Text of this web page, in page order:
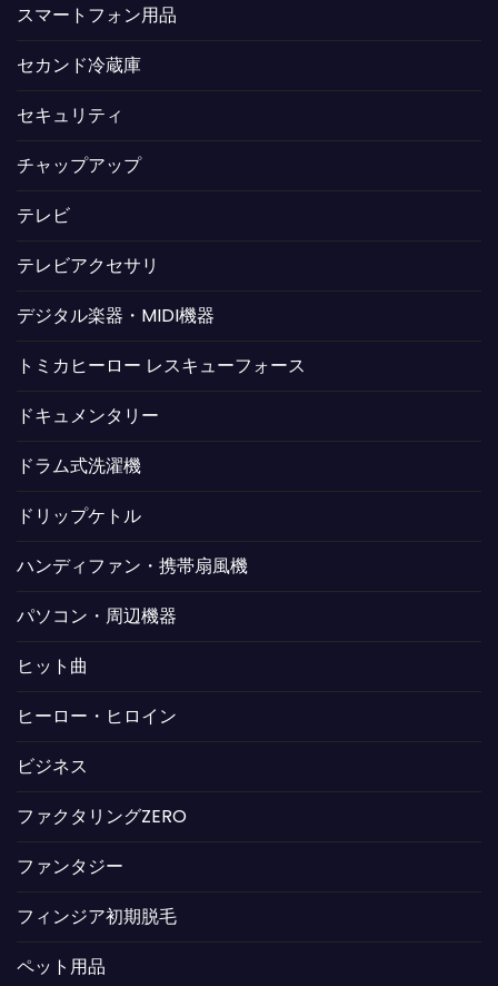
スマートフォン用品
セカンド冷蔵庫
セキュリティ
チャップアップ
テレビ
テレビアクセサリ
デジタル楽器・MIDI機器
トミカヒーロー レスキューフォース
ドキュメンタリー
ドラム式洗濯機
ドリップケトル
ハンディファン・携帯扇風機
パソコン・周辺機器
ヒット曲
ヒーロー・ヒロイン
ビジネス
ファクタリングZERO
ファンタジー
フィンジア初期脱毛
ペット用品